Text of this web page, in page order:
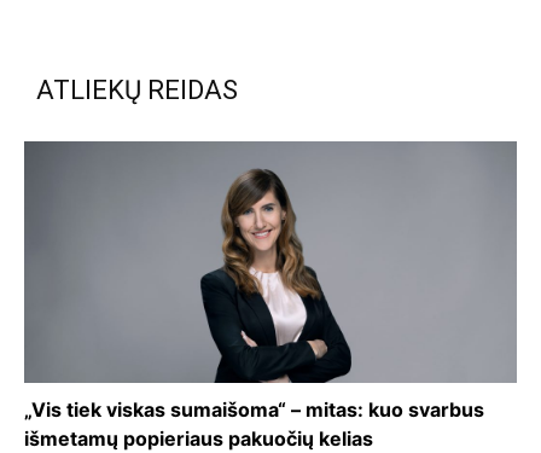
ATLIEKŲ REIDAS
„Vis tiek viskas sumaišoma“ – mitas: kuo svarbus
išmetamų popieriaus pakuočių kelias